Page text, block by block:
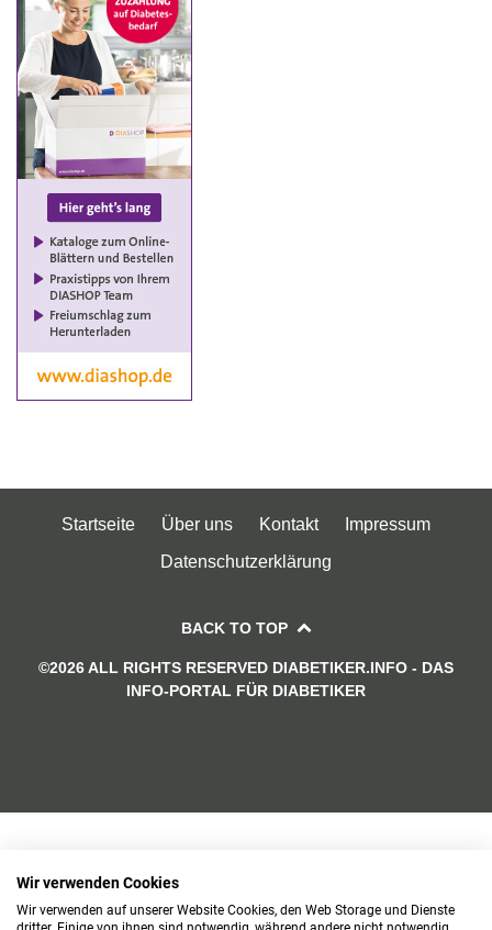
Startseite Über uns Kontakt
Impressum
Datenschutzerklärung
BACK TO TOP
©2026 ALL RIGHTS RESERVED DIABETIKER.INFO - DAS
INFO-PORTAL FÜR DIABETIKER
Wir verwenden Cookies
Wir verwenden auf unserer Website Cookies, den Web Storage und Dienste